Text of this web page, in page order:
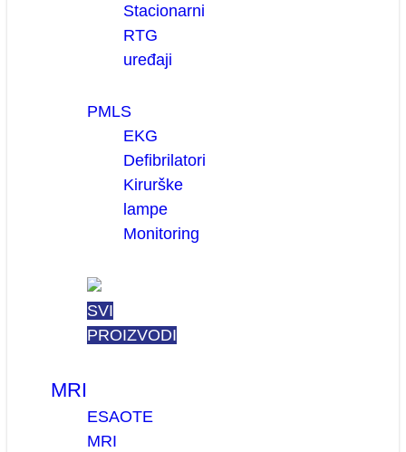
Stacionarni
RTG
uređaji
PMLS
EKG
Defibrilatori
Kirurške
lampe
Monitoring
SVI
PROIZVODI
MRI
ESAOTE
MRI